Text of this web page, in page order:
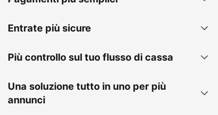
Entrate più sicure
Più controllo sul tuo flusso di cassa
Una soluzione tutto in uno per più
annunci